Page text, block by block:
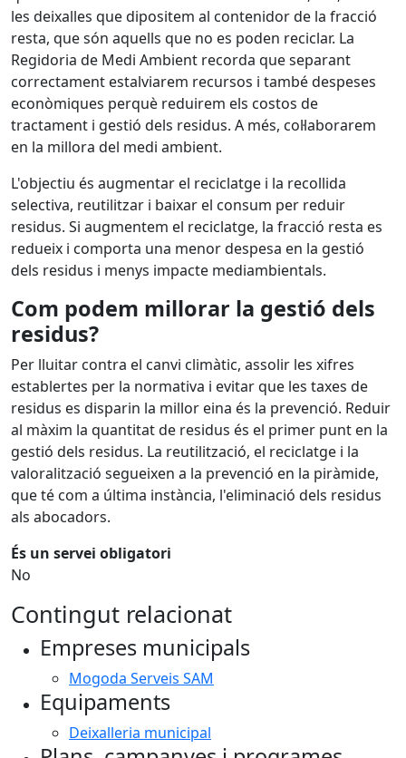
les deixalles que dipositem al contenidor de la fracció
resta, que són aquells que no es poden reciclar. La
Regidoria de Medi Ambient recorda que separant
correctament estalviarem recursos i també despeses
econòmiques perquè reduirem els costos de
tractament i gestió dels residus. A més, col·laborarem
en la millora del medi ambient.
L'objectiu és augmentar el reciclatge i la recollida
selectiva, reutilitzar i baixar el consum per reduir
residus. Si augmentem el reciclatge, la fracció resta es
redueix i comporta una menor despesa en la gestió
dels residus i menys impacte mediambientals.
Com podem millorar la gestió dels
residus?
Per lluitar contra el canvi climàtic, assolir les xifres
establertes per la normativa i evitar que les taxes de
residus es disparin la millor eina és la prevenció. Reduir
al màxim la quantitat de residus és el primer punt en la
gestió dels residus. La reutilització, el reciclatge i la
valoralització segueixen a la prevenció en la piràmide,
que té com a última instància, l'eliminació dels residus
als abocadors.
És un servei obligatori
No
Contingut relacionat
Empreses municipals
Mogoda Serveis SAM
Equipaments
Deixalleria municipal